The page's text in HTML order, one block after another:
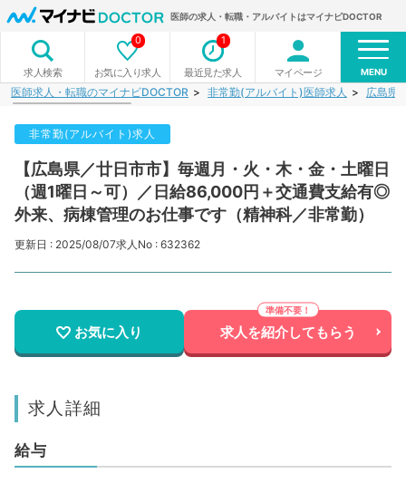
医師の求人・転職・アルバイトはマイナビDOCTOR
求人検索 お気に入り求人
0
最近見た求人
1
マイページ MENU
医師求人・転職のマイナビDOCTOR 非常勤(アルバイト)医師求人 広島県
非常勤(アルバイト)求人
【広島県／廿日市市】毎週月・火・木・金・土曜日
（週1曜日～可）／日給86,000円＋交通費支給有◎
外来、病棟管理のお仕事です（精神科／非常勤）
更新日 : 2025/08/07求人No : 632362
お気に入り 求人を紹介してもらう
求人詳細
給与